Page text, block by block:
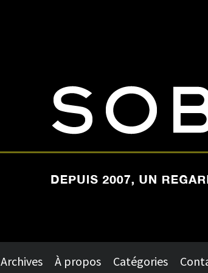
Archives À propos Catégories